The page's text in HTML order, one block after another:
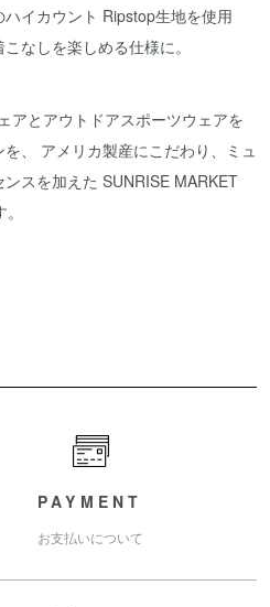
イカウント Ripstop生地を使用
なしを楽しめる仕様に。
アとアウトドアスポーツウェアを
、 アメリカ製産にこだわり、ミュ
スを加えた SUNRISE MARKET
PAYMENT
お支払いについて